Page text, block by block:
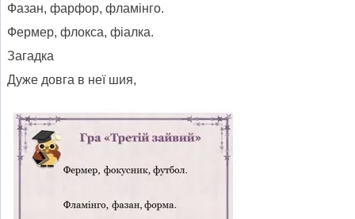
Фазан, фарфор, фламінго.
Фермер, флокса, фіалка.
Загадка
Дуже довга в неї шия,